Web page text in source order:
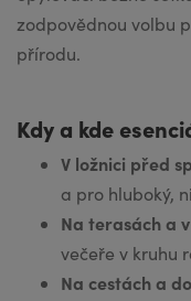
zodpovědnou volbu
přírodu.
Kdy a kde
V ložnici před
a pro hluboký,
Na terasách a
večeře v kruhu
Na cestách a